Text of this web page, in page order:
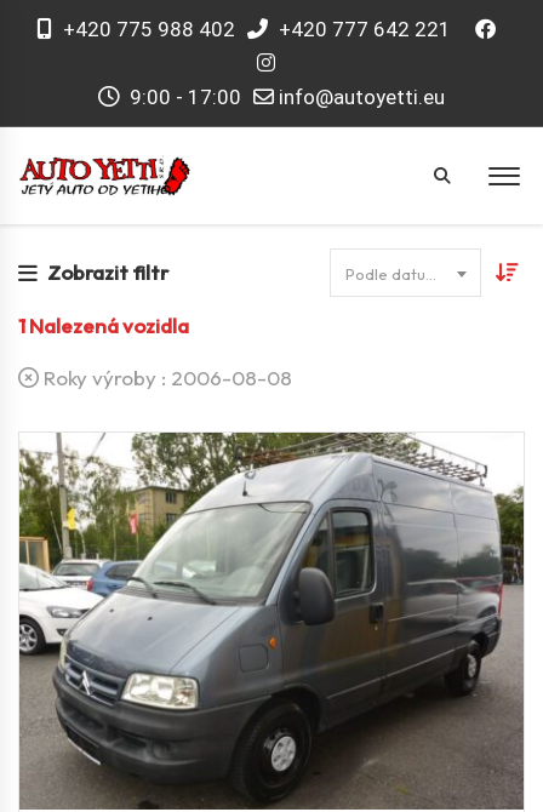
+420 775 988 402 +420 777 642 221
9:00 - 17:00 info@autoyetti.eu
Zobrazit filtr
1Nalezená vozidla
Roky výroby : 2006-08-08